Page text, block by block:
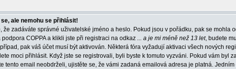
ale nemohu se přihlásit!
že zadáváte správné uživatelské jméno a heslo. Pokud jsou v pořádku, pak se mohla
COPPA a klikli jste při registraci na odkaz ... a je mi méně než 13 let, budete
pak váš účet musí být aktivován. Některá fóra vyžadují aktivaci všech nových
moci přihlásit. Když jste se registrovali, byli byste k tomuto vyzváni. Pokud vám byl
tento email neobdrželi, ujistěte se, že vámi zadaná emailová adresa je platná.